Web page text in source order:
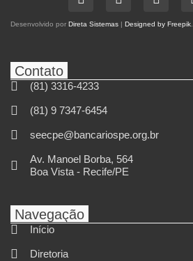
Desenvolvido por Direta Sistemas Designed by Freepik.
Contato
(81) 3316-4233
(81) 9 7347-6454
seecpe@bancariospe.org.br
Av. Manoel Borba, 564
Boa Vista - Recife/PE
Navegação
Início
Diretoria